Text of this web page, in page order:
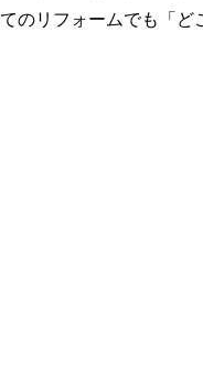
リフォームでも「